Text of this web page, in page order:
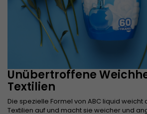
Unübertroffene
Textilien
Die spezielle Formel von ABC liquid weicht
Textilien auf und macht sie weicher und